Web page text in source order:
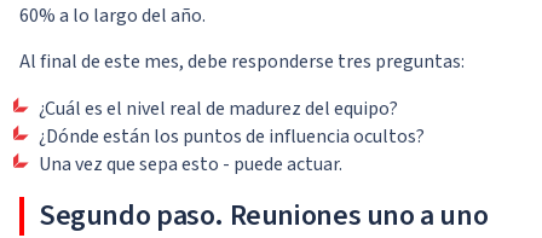
60% a lo largo del año.
Al final de este mes, debe responderse tres preguntas:
¿Cuál es el nivel real de madurez del equipo?
¿Dónde están los puntos de influencia ocultos?
Una vez que sepa esto - puede actuar.
Segundo paso. Reuniones uno a uno